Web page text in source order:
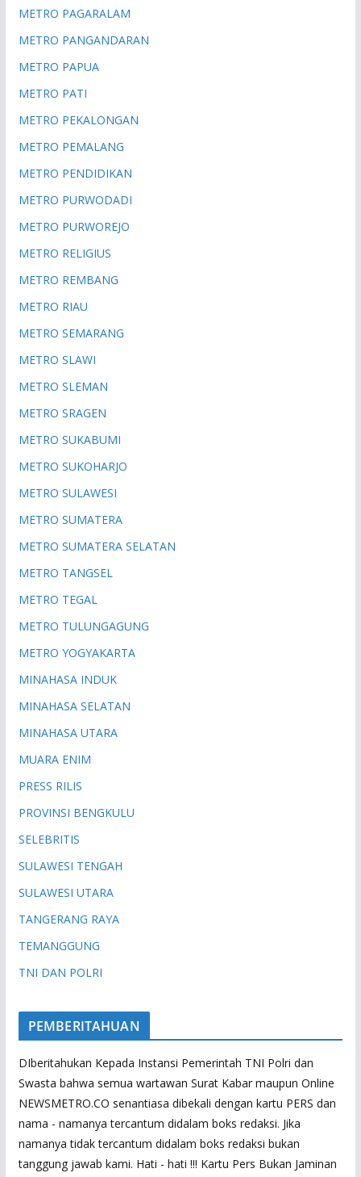
METRO PAGARALAM
METRO PANGANDARAN
METRO PAPUA
METRO PATI
METRO PEKALONGAN
METRO PEMALANG
METRO PENDIDIKAN
METRO PURWODADI
METRO PURWOREJO
METRO RELIGIUS
METRO REMBANG
METRO RIAU
METRO SEMARANG
METRO SLAWI
METRO SLEMAN
METRO SRAGEN
METRO SUKABUMI
METRO SUKOHARJO
METRO SULAWESI
METRO SUMATERA
METRO SUMATERA SELATAN
METRO TANGSEL
METRO TEGAL
METRO TULUNGAGUNG
METRO YOGYAKARTA
MINAHASA INDUK
MINAHASA SELATAN
MINAHASA UTARA
MUARA ENIM
PRESS RILIS
PROVINSI BENGKULU
SELEBRITIS
SULAWESI TENGAH
SULAWESI UTARA
TANGERANG RAYA
TEMANGGUNG
TNI DAN POLRI
PEMBERITAHUAN
DIberitahukan Kepada Instansi Pemerintah TNI Polri dan
Swasta bahwa semua wartawan Surat Kabar maupun Online
NEWSMETRO.CO senantiasa dibekali dengan kartu PERS dan
nama - namanya tercantum didalam boks redaksi. Jika
namanya tidak tercantum didalam boks redaksi bukan
tanggung jawab kami. Hati - hati !!! Kartu Pers Bukan Jaminan